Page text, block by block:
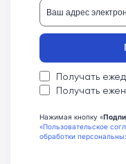
Получать
Получать
Нажимая кнопку «
«Пользовательское
обработки